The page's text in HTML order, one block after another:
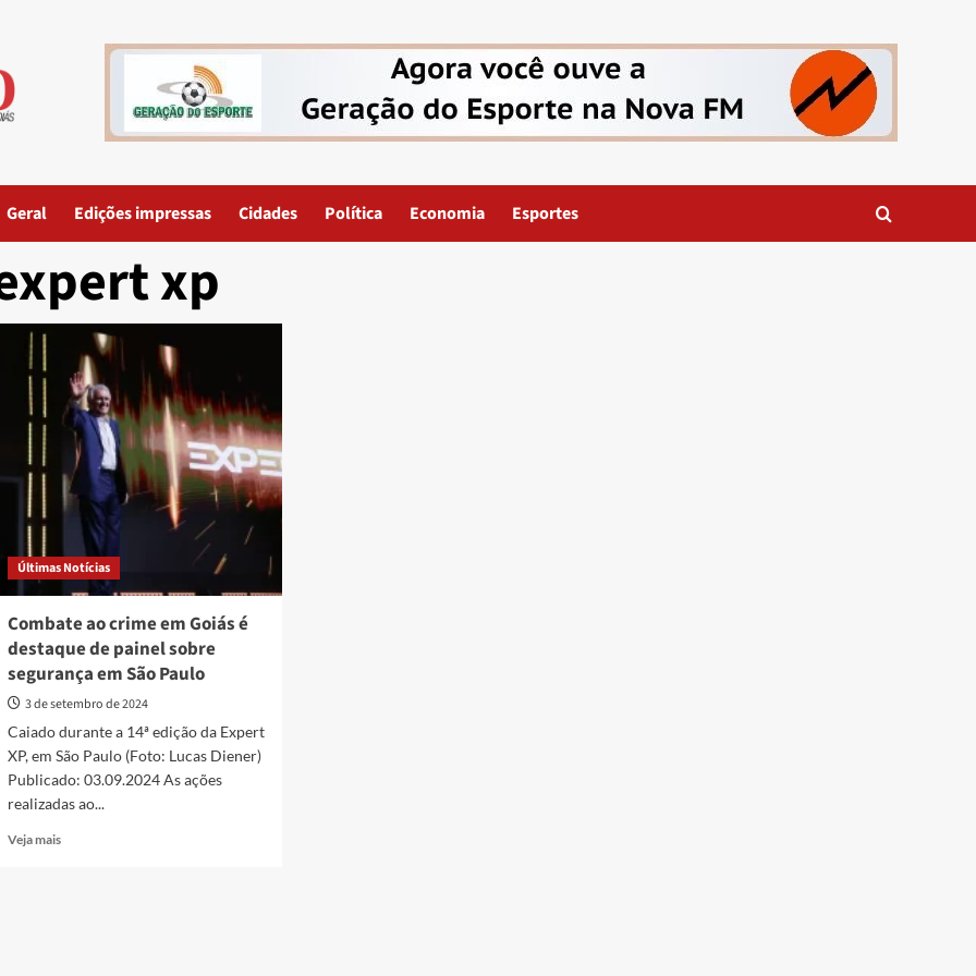
Geral Edições impressas Cidades Política Economia Esportes
xp
Últimas Notícias
Combate ao crime em Goiás é
destaque de painel sobre
segurança em São Paulo
3 de setembro de 2024
Caiado durante a 14ª edição da Expert
XP, em São Paulo (Foto: Lucas Diener)
Publicado: 03.09.2024 As ações
realizadas ao...
Veja maisRead